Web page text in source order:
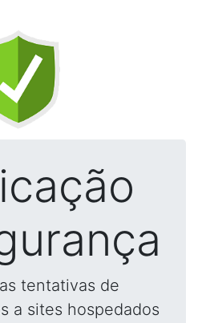
tentativas de
a sites hospedados